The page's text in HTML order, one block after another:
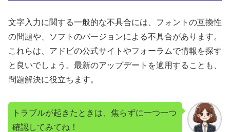
文字入力に関する一般的な不具合には、フォントの互換性
の問題や、ソフトのバージョンによる不具合があります。
これらは、アドビの公式サイトやフォーラムで情報を探す
と良いでしょう。最新のアップデートを適用することも、
問題解決に役立ちます。
トラブルが起きたときは、焦らずに一つ一つ
確認してみてね！